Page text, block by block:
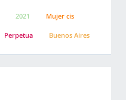
2021 Mujer cis
Perpetua Buenos Aires